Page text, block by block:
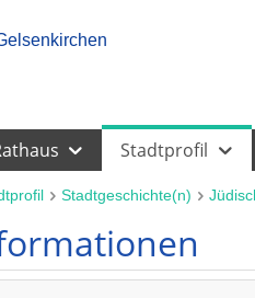
Stadtprofil
Stadtgeschichte(n)